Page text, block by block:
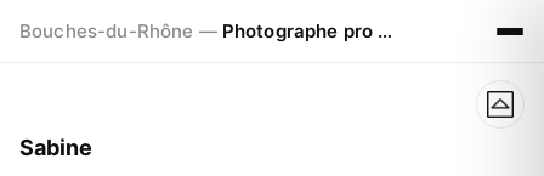
Bouches-du-Rhône — Photographe pro à Marseille - Aix - Avignon
Sabine